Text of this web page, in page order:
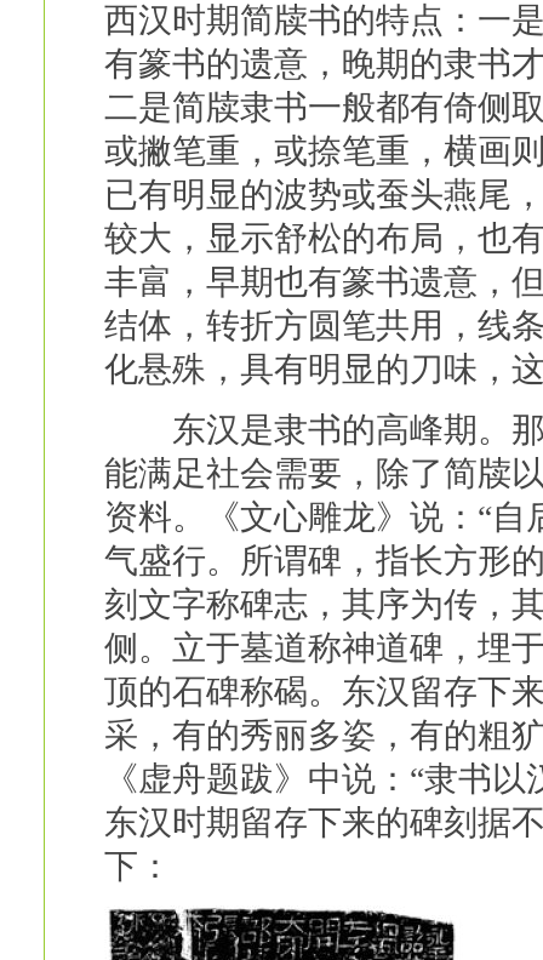
西汉时期简牍书的特点：一
有篆书的遗意，晚期的隶书
二是简牍隶书一般都有倚侧
或撇笔重，或捺笔重，横画
已有明显的波势或蚕头燕尾
较大，显示舒松的布局，也
丰富，早期也有篆书遗意，
结体，转折方圆笔共用，线
化悬殊，具有明显的刀味，
东汉是隶书的高峰期。那
能满足社会需要，除了简牍
资料。《文心雕龙》说：“
气盛行。所谓碑，指长方形
刻文字称碑志，其序为传，
侧。立于墓道称神道碑，埋
顶的石碑称碣。东汉留存下
采，有的秀丽多姿，有的粗
《虚舟题跋》中说：“隶书
东汉时期留存下来的碑刻据
下：